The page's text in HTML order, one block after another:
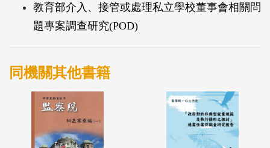
教育部介入、接管或處理私立學校董事會相關問
題專案調查研究(POD)
同機關其他書籍